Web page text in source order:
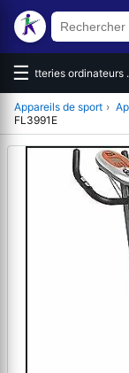
☰Batteries ordinateurs
Appareils de sport ›
FL3991E